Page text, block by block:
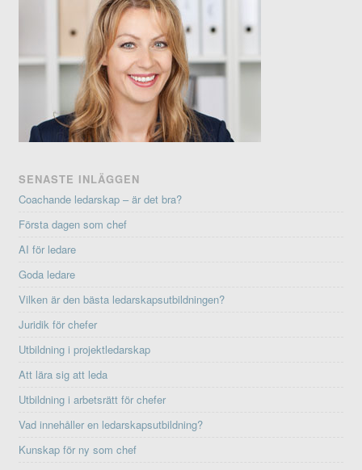
SENASTE INLÄGGEN
Coachande ledarskap – är det bra?
Första dagen som chef
AI för ledare
Goda ledare
Vilken är den bästa ledarskapsutbildningen?
Juridik för chefer
Utbildning i projektledarskap
Att lära sig att leda
Utbildning i arbetsrätt för chefer
Vad innehåller en ledarskapsutbildning?
Kunskap för ny som chef